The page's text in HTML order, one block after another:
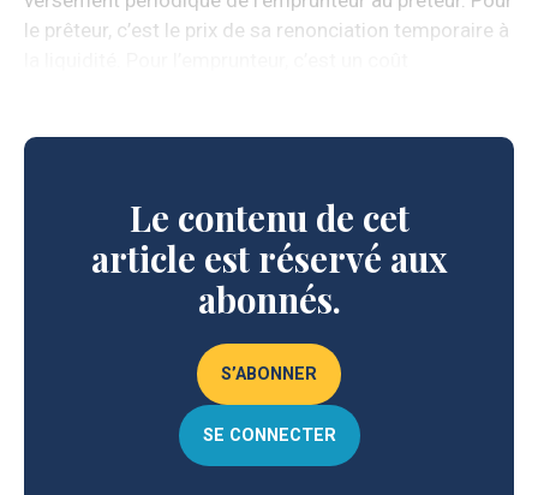
le prêteur, c’est le prix de sa renonciation temporaire à
Le contenu de cet
article est réservé aux
abonnés.
S’ABONNER
SE CONNECTER